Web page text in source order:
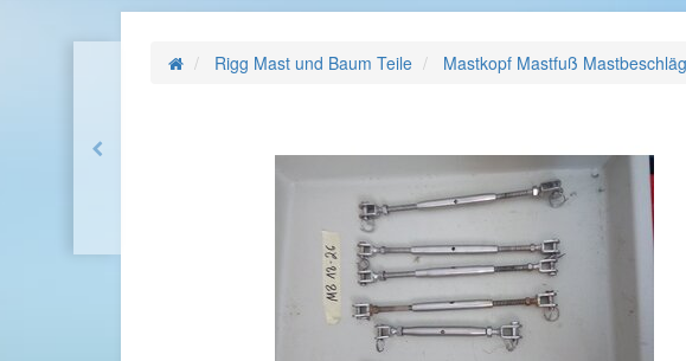
Rigg Mast und Baum Teile Mastkopf Mastfuß